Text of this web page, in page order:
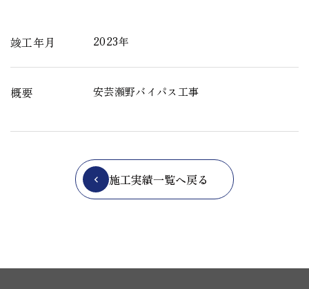
竣工年月 2023年
概要 安芸瀬野バイパス工事
施工実績一覧へ戻る